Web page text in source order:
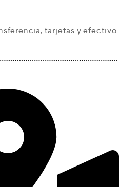
tarjetas y efectivo.